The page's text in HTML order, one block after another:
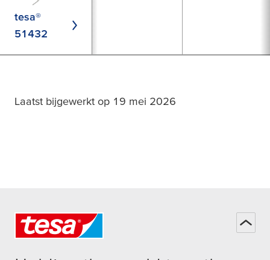
tesa®
51432
Laatst bijgewerkt op 19 mei 2026